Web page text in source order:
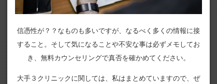
信憑性が？？なものも多いですが、なるべく多くの情報に接
すること。そして気になることや不安な事は必ずメモしてお
き、無料カウンセリングで真否を確かめてください。
大手３クリニックに関しては、私はまとめていますので、ぜ